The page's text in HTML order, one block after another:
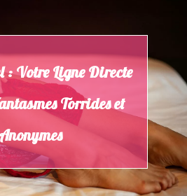
: Votre Ligne Directe
Torrides et
Anonymes